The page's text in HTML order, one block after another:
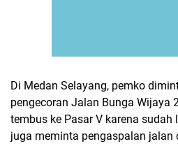
Di Medan Selayang, pemko
pengecoran Jalan Bunga Wijaya
tembus ke Pasar V karena
juga meminta pengaspalan jalan